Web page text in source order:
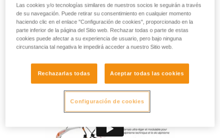
¿Necesitas ayuda para encontrar arnés?
ENCUENTRA TU ARNÉS
Las cookies y/o tecnologías similares de nuestros socios le seguirán a través
de su navegación. Puede retirar su consentimiento en cualquier momento
haciendo clic en el enlace "Configuración de cookies", proporcionado en la
parte inferior de la página del Sitio web. Rechazar todas o parte de estas
cookies puede afectar a su experiencia de usuario, pero bajo ninguna
circunstancia tal negativa le impedirá acceder a nuestro Sitio web.
Rechazarlas todas Aceptar todas las cookies
Configuración de cookies